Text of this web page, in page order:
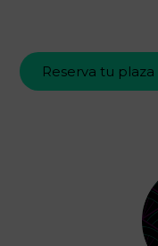
Reserva tu plaza